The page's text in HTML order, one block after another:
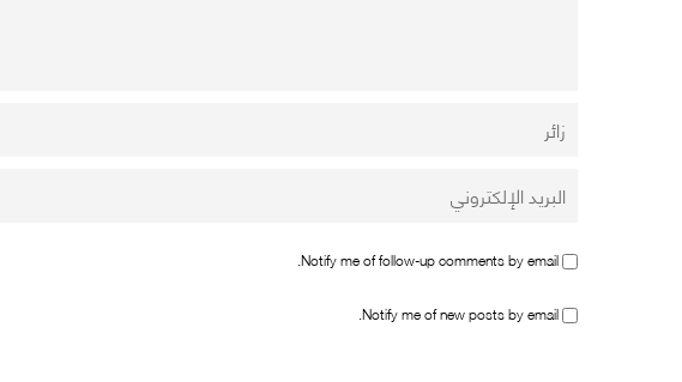
Notify me of follow-up comments by email.
Notify me of new posts by email.